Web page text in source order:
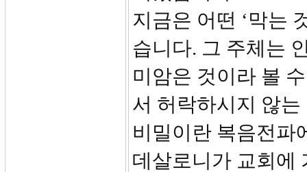
지금은 어떤 ‘막는
습니다. 그 주체는
미암은 것이라 볼
서 허락하시지 않
비밀이란 복음전파
데살로니가 교회에